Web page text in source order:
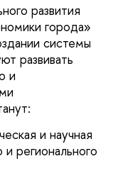
развития
города»
системы
развивать
и
и научная
регионального